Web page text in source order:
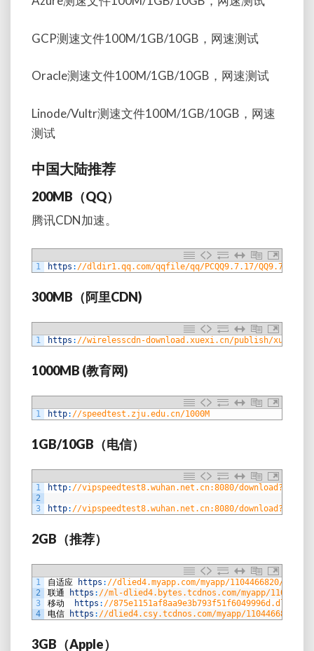
GCP测速文件100M/1GB/10GB，网速测试
Oracle测速文件100M/1GB/10GB，网速测试
Linode/Vultr测速文件100M/1GB/10GB，网速
测试
中国大陆推荐
200MB（QQ）
腾讯CDN加速。
1 https : //dldir1.qq.com/qqfile/qq/PCQQ9.7.17/
300MB（阿里CDN)
1 https : //wirelesscdn-download.xuexi.cn/publish/
1000MB (教育网)
1 http: //speedtest.zju.edu.cn/1000M
1GB/10GB（电信）
1
2
3
http: //vipspeedtest8.wuhan.net.cn:8080/
http: //vipspeedtest8.wuhan.net.cn:8080/
2GB（推荐）
1
2
3
4
自适应 https : //dlied4.myapp.com/myapp/1104466820/
联通
https : //ml-dlied4.bytes.tcdnos.com/myapp/
移动
https : //
电信
https : //dlied4.csy.tcdnos.com/myapp/1104466820/
3GB（Apple）